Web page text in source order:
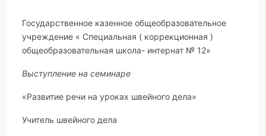
Государственное казенное общеобразовательное
учреждение « Специальная ( коррекционная )
общеобразовательная школа- интернат № 12»
Выступление на семинаре
«Развитие речи на уроках швейного дела»
Учитель швейного дела